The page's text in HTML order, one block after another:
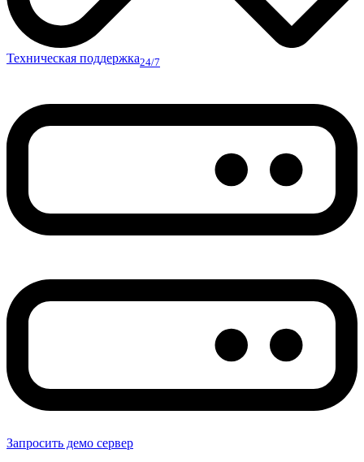
Техническая поддержка24/7
Запросить демо сервер